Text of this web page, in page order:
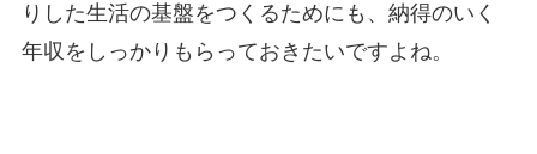
りした生活の基盤をつくるためにも、納得のいく
年収をしっかりもらっておきたいですよね。